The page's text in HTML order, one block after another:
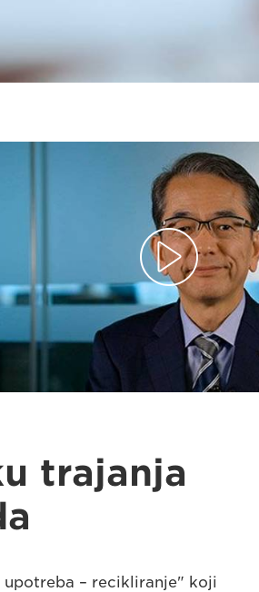
trajanja
– recikliranje" koji